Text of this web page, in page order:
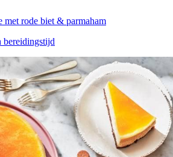
met rode biet & parmaham
bereidingstijd